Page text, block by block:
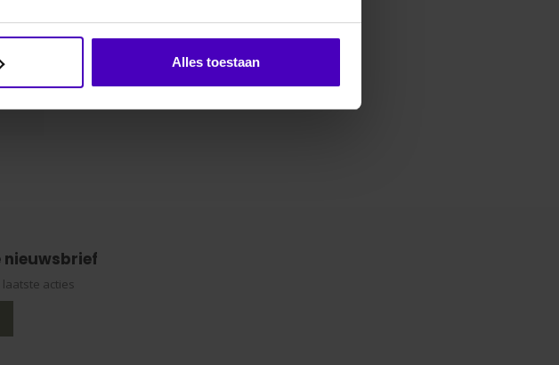
Alles toestaan
nieuwsbrief
acties